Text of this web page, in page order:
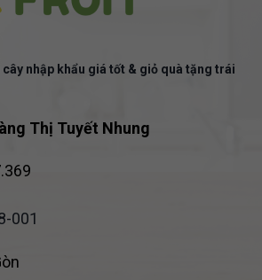
nhập khẩu giá tốt & giỏ quà tặng trái
Thị Tuyết Nhung
001